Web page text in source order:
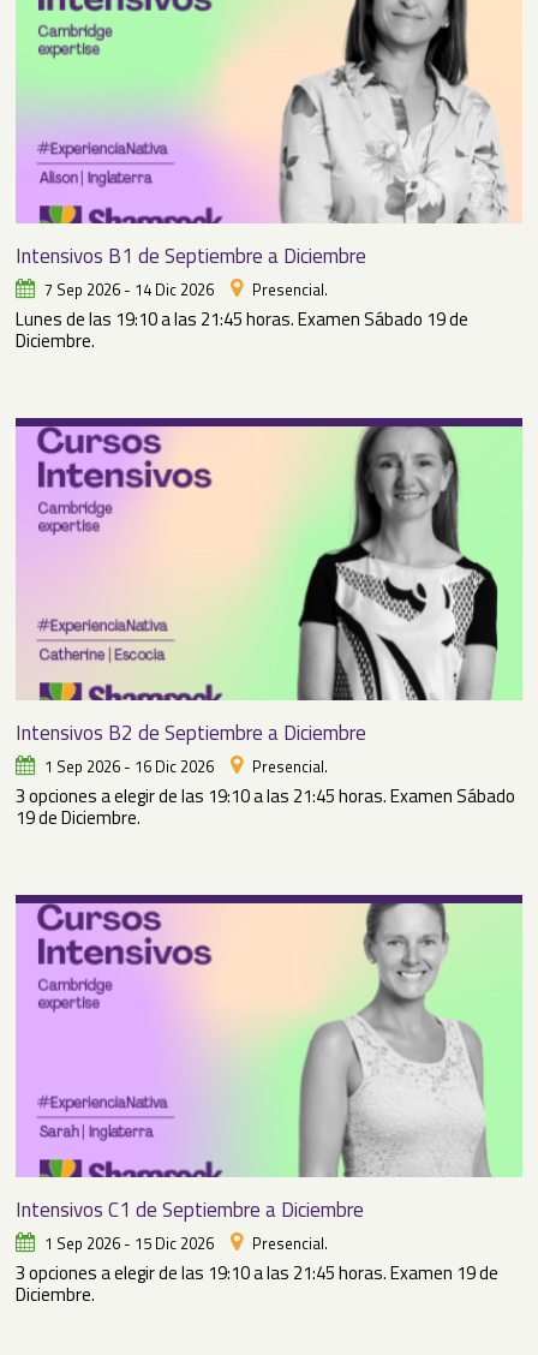
Intensivos B1 de Septiembre a Diciembre
7 Sep 2026 - 14 Dic 2026 Presencial.
Lunes de las 19:10 a las 21:45 horas. Examen Sábado 19 de
Diciembre.
Intensivos B2 de Septiembre a Diciembre
1 Sep 2026 - 16 Dic 2026 Presencial.
3 opciones a elegir de las 19:10 a las 21:45 horas. Examen Sábado
19 de Diciembre.
Intensivos C1 de Septiembre a Diciembre
1 Sep 2026 - 15 Dic 2026 Presencial.
3 opciones a elegir de las 19:10 a las 21:45 horas. Examen 19 de
Diciembre.